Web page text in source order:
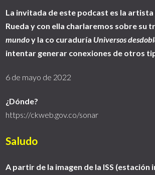
La invitada de este podcast es la
Rueda y con ella charlaremos sobre su
mundoy la co curaduría Universos
intentar generar conexiones de otros
6 de mayo de 2022
¿Dónde?
https://ckweb.gov.co/sonar
Saludo
A partir de la imagen de la ISS (estación